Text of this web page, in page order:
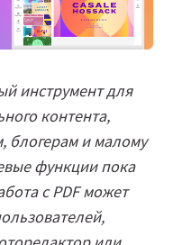
инструмент для
контента,
блогерам и малому
функции пока
с PDF может